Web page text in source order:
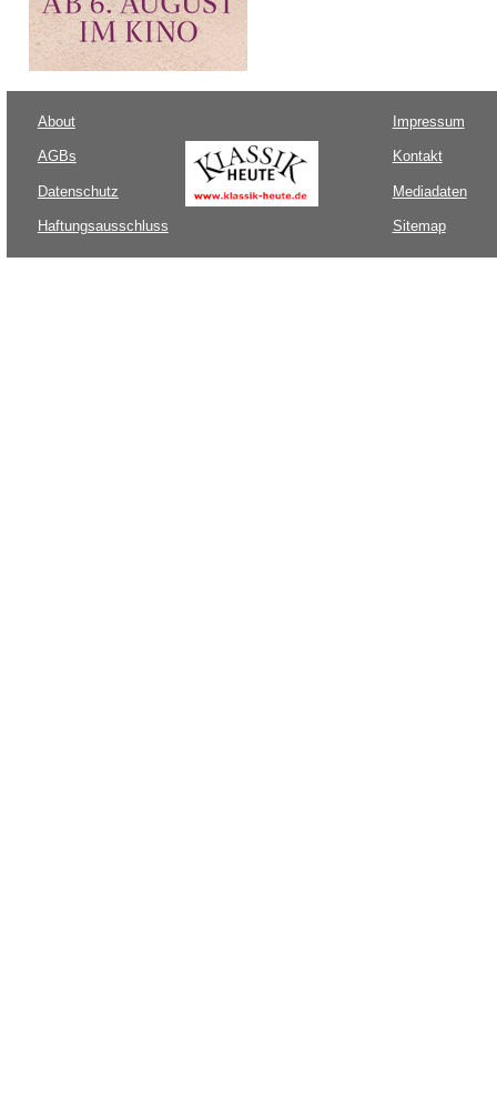
About
AGBs
Datenschutz
Haftungsausschluss
Impressum
Kontakt
Mediadaten
Sitemap